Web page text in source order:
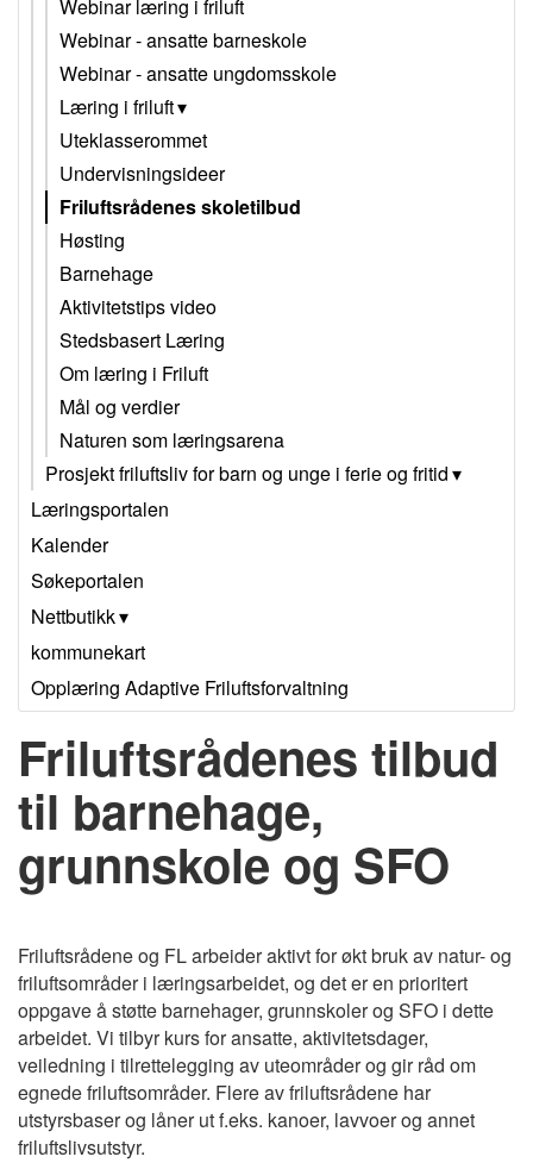
Webinar læring i friluft
Webinar - ansatte barneskole
Webinar - ansatte ungdomsskole
Læring i friluft
Uteklasserommet
Undervisningsideer
Friluftsrådenes skoletilbud
Høsting
Barnehage
Aktivitetstips video
Stedsbasert Læring
Om læring i Friluft
Mål og verdier
Naturen som læringsarena
Prosjekt friluftsliv for barn og unge i ferie og fritid
Læringsportalen
Kalender
Søkeportalen
Nettbutikk
kommunekart
Opplæring Adaptive Friluftsforvaltning
Friluftsrådenes tilbud
til barnehage,
grunnskole og SFO
Friluftsrådene og FL arbeider aktivt for økt bruk av natur- og
friluftsområder i læringsarbeidet, og det er en prioritert
oppgave å støtte barnehager, grunnskoler og SFO i dette
arbeidet. Vi tilbyr kurs for ansatte, aktivitetsdager,
veiledning i tilrettelegging av uteområder og gir råd om
egnede friluftsområder. Flere av friluftsrådene har
utstyrsbaser og låner ut f.eks. kanoer, lavvoer og annet
friluftslivsutstyr.